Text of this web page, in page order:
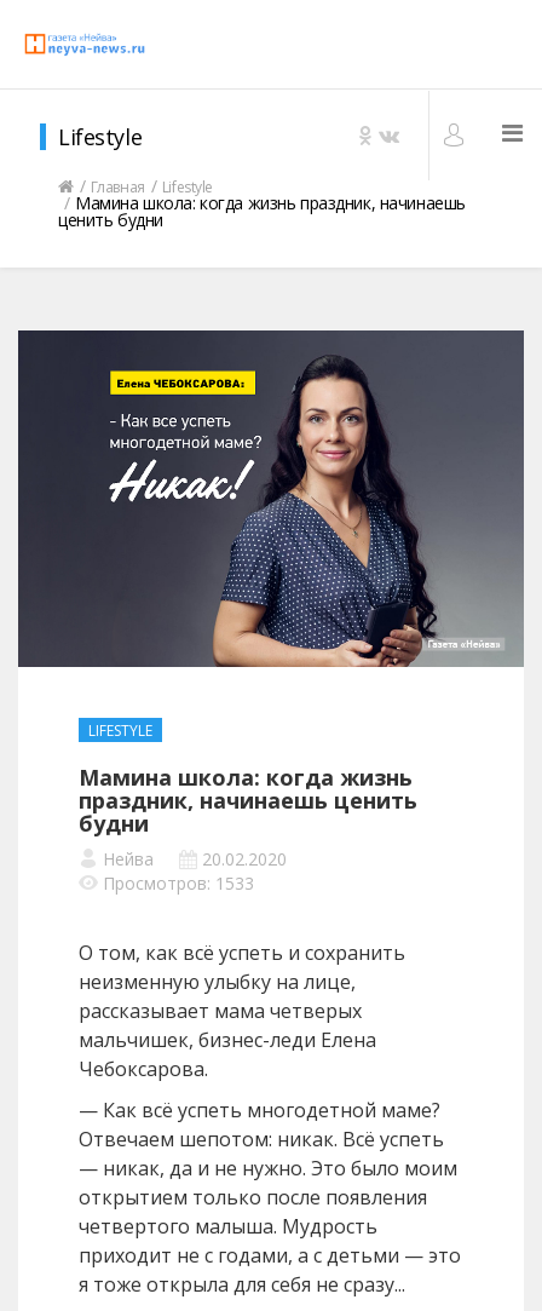
Lifestyle
Главная Lifestyle
Мамина школа: когда жизнь праздник, начинаешь
ценить будни
LIFESTYLE
Мамина школа: когда жизнь
праздник, начинаешь ценить
будни
Нейва
20.02.2020
Просмотров: 1533
О том, как всё успеть и сохранить
неизменную улыбку на лице,
рассказывает мама четверых
мальчишек, бизнес-леди Елена
Чебоксарова.
— Как всё успеть многодетной маме?
Отвечаем шепотом: никак. Всё успеть
— никак, да и не нужно. Это было моим
открытием только после появления
четвертого малыша. Мудрость
приходит не с годами, а с детьми — это
я тоже открыла для себя не сразу...